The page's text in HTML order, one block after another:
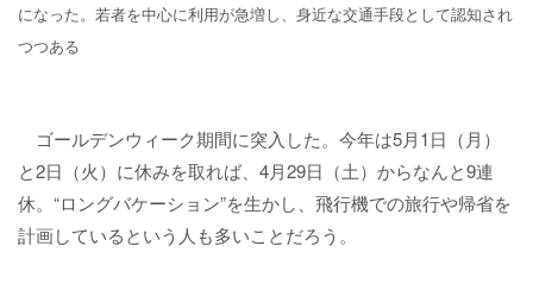
になった。若者を中心に利用が急増し、身近な交通手段として認知され
つつある
ゴールデンウィーク期間に突入した。今年は5月1日（月）
と2日（火）に休みを取れば、4月29日（土）からなんと9連
休。“ロングバケーション”を生かし、飛行機での旅行や帰省を
計画しているという人も多いことだろう。